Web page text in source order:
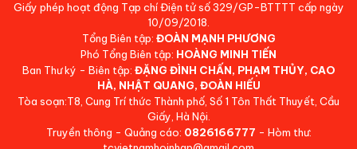
Giấy phép hoạt động Tạp chí Điện tử số 329/GP-BTTTT cấp ngày
10/09/2018.
Tổng Biên tập: ĐOÀN MẠNH PHƯƠNG
Phó Tổng Biên tập: HOÀNG MINH TIẾN
Ban Thư ký - Biên tập: ĐẶNG ĐÌNH CHẤN, PHẠM THỦY, CAO
HÀ, NHẬT QUANG, ĐOÀN HIẾU
Tòa soạn:T8, Cung Trí thức Thành phố, Số 1 Tôn Thất Thuyết, Cầu
Giấy, Hà Nội.
Truyền thông - Quảng cáo: 0826166777 - Hòm thư: